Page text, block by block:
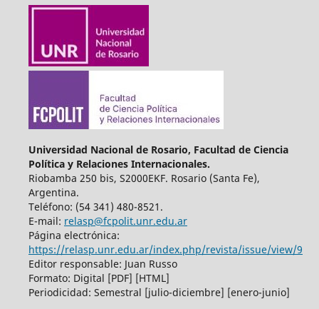
Universidad Nacional de Rosario, Facultad de Ciencia
Política y Relaciones Internacionales.
Riobamba 250 bis, S2000EKF. Rosario (Santa Fe),
Argentina.
Teléfono: (54 341) 480-8521.
E-mail: relasp@fcpolit.unr.edu.ar
Página electrónica:
https://relasp.unr.edu.ar/index.php/revista/issue/view/9
Editor responsable: Juan Russo
Formato: Digital [PDF] [HTML]
Periodicidad: Semestral [julio-diciembre] [enero-junio]